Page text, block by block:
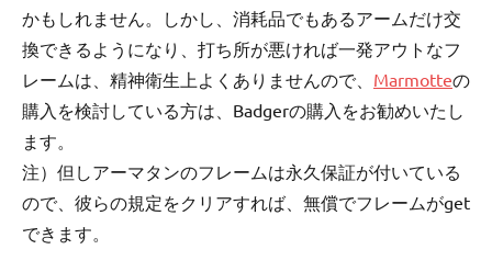
かもしれません。しかし、消耗品でもあるアームだけ交
換できるようになり、打ち所が悪ければ一発アウトなフ
レームは、精神衛生上よくありませんので、 Marmotteの
購入を検討している方は、Badgerの購入をお勧めいたし
ます。
注）但しアーマタンのフレームは永久保証が付いている
ので、彼らの規定をクリアすれば、無償でフレームがget
できます。